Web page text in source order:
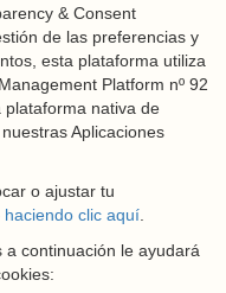
& Consent
de las preferencias y
esta plataforma utiliza
Platform nº 92
nativa de
Aplicaciones
o ajustar tu
haciendo clic aquí
continuación le ayudará